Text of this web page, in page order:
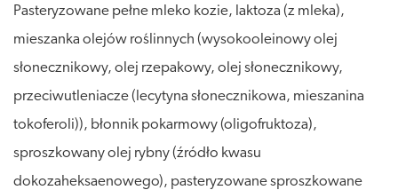
Pasteryzowane pełne mleko kozie, laktoza (z mleka),
mieszanka olejów roślinnych (wysokooleinowy olej
słonecznikowy, olej rzepakowy, olej słonecznikowy,
przeciwutleniacze (lecytyna słonecznikowa, mieszanina
tokoferoli)), błonnik pokarmowy (oligofruktoza),
sproszkowany olej rybny (źródło kwasu
dokozaheksaenowego), pasteryzowane sproszkowane